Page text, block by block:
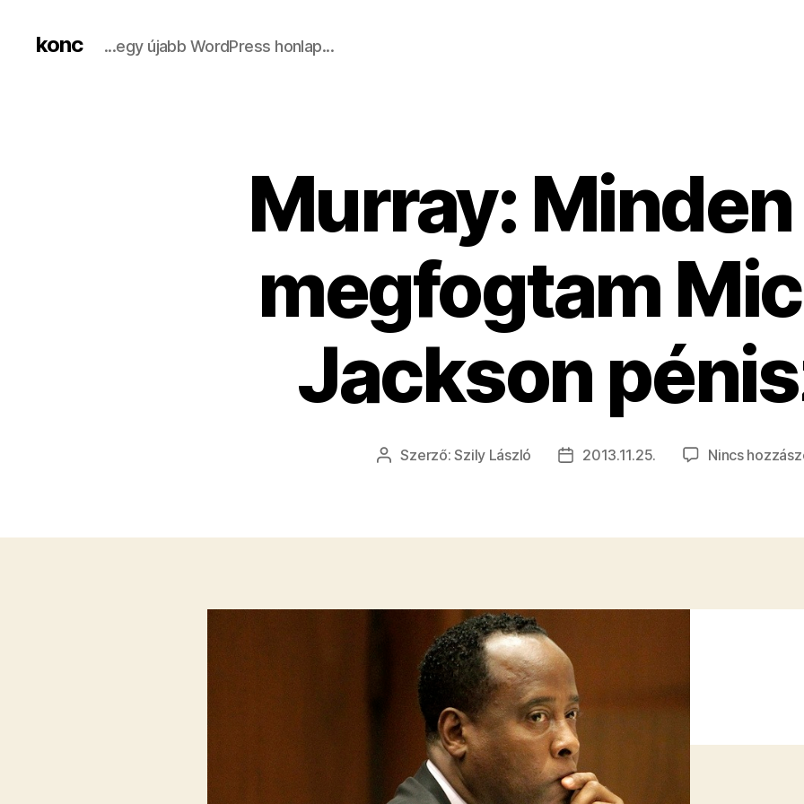
konc ...egy újabb WordPress honlap...
​Murray:
megfogtam
Jackson
Bejegyzés
Szerző:Szily László
Bejegyzés
2013.11.25. Nincs